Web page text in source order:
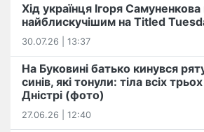
Хід українця Ігоря
найблискучішим на Titled
30.07.26 | 13:37
На Буковині батько кинувся
синів, які тонули: тіла всіх
Дністрі (фото)
27.06.26 | 12:40